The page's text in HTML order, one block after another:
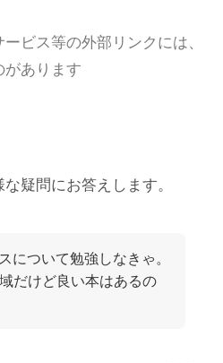
ビス等の外部リンクには、
があります
疑問にお答えします。
について勉強しなきゃ。
だけど良い本はあるの